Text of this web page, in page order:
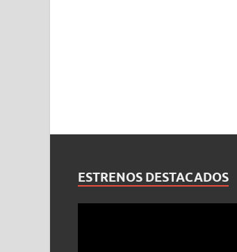
ESTRENOS DESTACADOS